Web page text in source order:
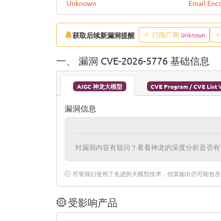
Unknown Email
获取后续新漏洞提醒 订阅厂商 Unknown
一、 漏洞 CVE-2026-5776 基础信息
AIGC 神龙大模型 CVE Program / CVE List
漏洞信息
对漏洞内容有疑问？看看神龙的深度分析是否
尽管我们使用了先进的大模型技术，但其输出仍可能包
受影响产品